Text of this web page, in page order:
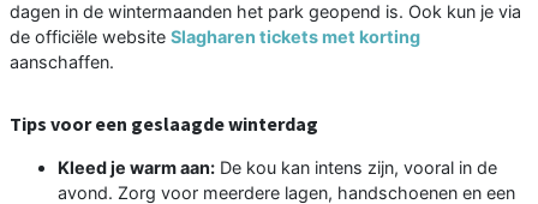
dagen in de wintermaanden het park geopend is. Ook kun je via
de officiële website Slagharen tickets met korting
aanschaffen.
Tips voor een geslaagde winterdag
Kleed je warm aan: De kou kan intens zijn, vooral in de
avond. Zorg voor meerdere lagen, handschoenen en een